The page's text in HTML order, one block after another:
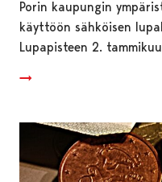
Porin kaupungin
käyttöön sähköisen
Lupapisteen 2.